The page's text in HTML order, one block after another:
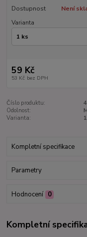
Dostupnost
Není
Varianta
59 Kč
53 Kč bez DPH
Číslo produktu:
Odolnost:
Varianta:
Kompletní specifikace
Parametry
Hodnocení 0
Kompletní